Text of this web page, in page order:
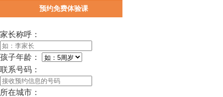
预约免费体验课
家长称呼：
孩子年龄：
联系号码：
所在城市：